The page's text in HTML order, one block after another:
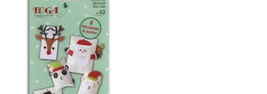
Outils
découpe
Perforatrices